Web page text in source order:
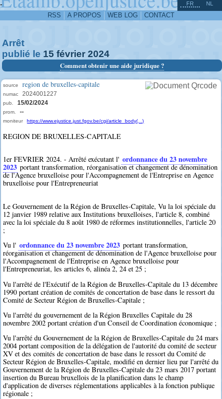
-
RSS A PROPOS WEB LOG CONTACT
FR NL
Arrêt
publié le 15 février 2024
Comment obtenir une aide juridique ?
source region de bruxelles-capitale
numac 2024001227
pub. 15/02/2024
prom. --
moniteur https://www.ejustice.just.fgov.be/cgi/article_body(...)
REGION DE BRUXELLES-CAPITALE
1er FEVRIER 2024. - Arrêté exécutant l' ordonnance du 23 novembre
2023 portant transformation, réorganisation et changement de dénomination
de l'Agence bruxelloise pour l'Accompagnement de l'Entreprise en Agence
bruxelloise pour l'Entrepreneuriat
Le Gouvernement de la Région de Bruxelles-Capitale, Vu la loi spéciale du
12 janvier 1989 relative aux Institutions bruxelloises, l'article 8, combiné
avec la loi spéciale du 8 août 1980 de réformes institutionnelles, l'article 20
;
Vu l' ordonnance du 23 novembre 2023 portant transformation,
réorganisation et changement de dénomination de l'Agence bruxelloise pour
l'Accompagnement de l'Entreprise en Agence bruxelloise pour
l'Entrepreneuriat, les articles 6, alinéa 2, 24 et 25 ;
Vu l'arrêté de l'Exécutif de la Région de Bruxelles-Capitale du 13 décembre
1990 portant création de comités de concertation de base dans le ressort du
Comité de Secteur Région de Bruxelles-Capitale ;
Vu l'arrêté du gouvernement de la Région Bruxelles Capitale du 28
novembre 2002 portant création d'un Conseil de Coordination économique ;
Vu l'arrêté du Gouvernement de la Région de Bruxelles-Capitale du 24 mars
2004 portant composition de la délégation de l'autorité du comité de secteur
XV et des comités de concertation de base dans le ressort du Comité de
Secteur Région de Bruxelles-Capitale, modifié en dernier lieu par l'arrêté du
Gouvernement de la Région de Bruxelles-Capitale du 23 mars 2017 portant
insertion du Bureau bruxellois de la planification dans le champ
d'application de diverses réglementations applicables à la fonction publique
régionale ;
^